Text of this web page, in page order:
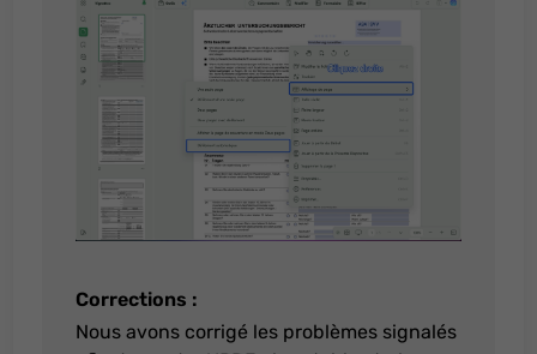
Corrections :
Nous avons corrigé les problèmes signalés